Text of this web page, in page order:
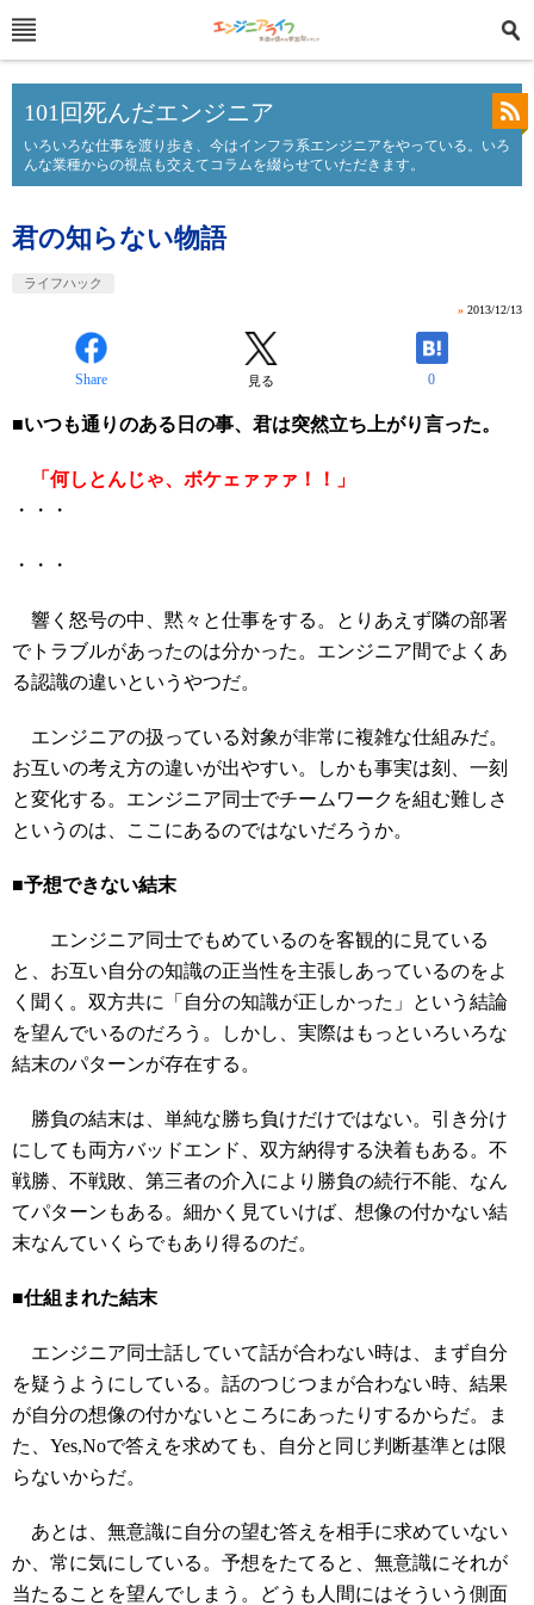
101回死んだエンジニア
いろいろな仕事を渡り歩き、今はインフラ系エンジニアをやっている。いろ
んな業種からの視点も交えてコラムを綴らせていただきます。
君の知らない物語
ライフハック
» 2013/12/13
Share 見る 0
■いつも通りのある日の事、君は突然立ち上がり言った。
「何しとんじゃ、ボケェァァァ！！」
・・・
・・・
響く怒号の中、黙々と仕事をする。とりあえず隣の部署
でトラブルがあったのは分かった。エンジニア間でよくあ
る認識の違いというやつだ。
エンジニアの扱っている対象が非常に複雑な仕組みだ。
お互いの考え方の違いが出やすい。しかも事実は刻、一刻
と変化する。エンジニア同士でチームワークを組む難しさ
というのは、ここにあるのではないだろうか。
■予想できない結末
エンジニア同士でもめているのを客観的に見ている
と、お互い自分の知識の正当性を主張しあっているのをよ
く聞く。双方共に「自分の知識が正しかった」という結論
を望んでいるのだろう。しかし、実際はもっといろいろな
結末のパターンが存在する。
勝負の結末は、単純な勝ち負けだけではない。引き分け
にしても両方バッドエンド、双方納得する決着もある。不
戦勝、不戦敗、第三者の介入により勝負の続行不能、なん
てパターンもある。細かく見ていけば、想像の付かない結
末なんていくらでもあり得るのだ。
■仕組まれた結末
エンジニア同士話していて話が合わない時は、まず自分
を疑うようにしている。話のつじつまが合わない時、結果
が自分の想像の付かないところにあったりするからだ。ま
た、Yes,Noで答えを求めても、自分と同じ判断基準とは限
らないからだ。
あとは、無意識に自分の望む答えを相手に求めていない
か、常に気にしている。予想をたてると、無意識にそれが
当たることを望んでしまう。どうも人間にはそういう側面